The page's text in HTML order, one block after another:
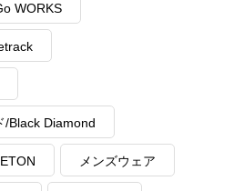
WORKS
/Black Diamond
メンズウェア